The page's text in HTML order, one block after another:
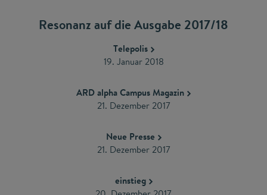
Resonanz auf die Ausgabe 2017/18
Telepolis
19. Januar 2018
ARD alpha Campus Magazin
21. Dezember 2017
Neue Presse
21. Dezember 2017
einstieg